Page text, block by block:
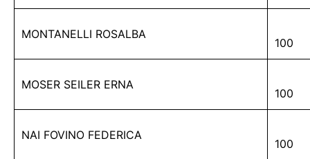
MONTANELLI ROSALBA
100
MOSER SEILER ERNA
100
NAI FOVINO FEDERICA
100